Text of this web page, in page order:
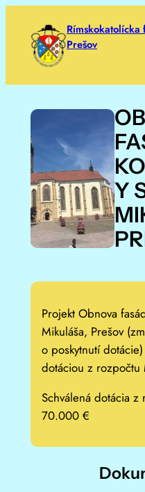
obsah
Prešov
Y
Projekt Obnova
Mikuláša, Prešov
o poskytnutí
dotáciou z rozpočtu
Schválená dotácia z
70.000 €